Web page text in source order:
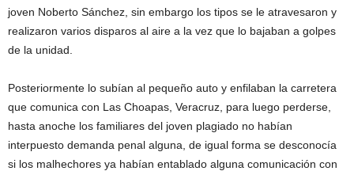
joven Noberto Sánchez, sin embargo los tipos se le atravesaron y
realizaron varios disparos al aire a la vez que lo bajaban a golpes
de la unidad.
Posteriormente lo subían al pequeño auto y enfilaban la carretera
que comunica con Las Choapas, Veracruz, para luego perderse,
hasta anoche los familiares del joven plagiado no habían
interpuesto demanda penal alguna, de igual forma se desconocía
si los malhechores ya habían entablado alguna comunicación con